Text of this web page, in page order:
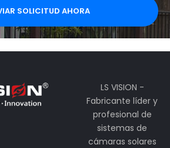
SOLICITUD AHORA
LS VISION -
Fabricante líder y
profesional de
sistemas de
cámaras solares